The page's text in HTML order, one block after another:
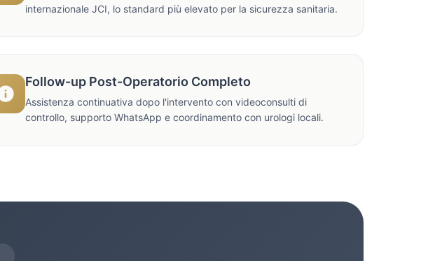
internazionale JCI, lo standard più elevato per la sicurezza sanitaria.
Follow-up Post-Operatorio Completo
Assistenza continuativa dopo l'intervento con videoconsulti di
controllo, supporto WhatsApp e coordinamento con urologi locali.